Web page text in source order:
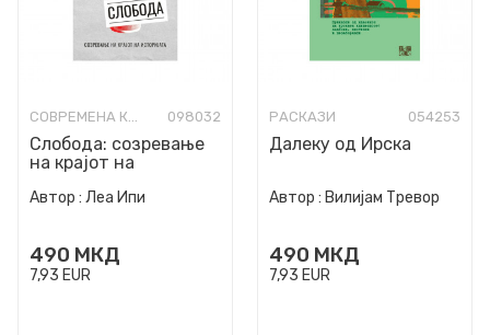
СОВРЕМЕНА КНИЖЕВНОСТ 098032
Слобода: созревање
на крајот на
Автор : Леа Ипи
490 МКД
7,93 EUR
РАСКАЗИ 054253
Далеку од Ирска
Автор : Вилијам Тревор
490 МКД
7,93 EUR